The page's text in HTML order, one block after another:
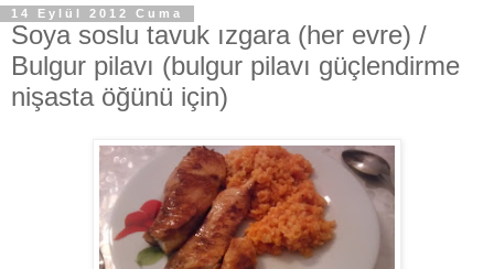
14 Eylül 2012 Cuma
Soya soslu tavuk ızgara (her evre) /
Bulgur pilavı (bulgur pilavı güçlendirme
nişasta öğünü için)